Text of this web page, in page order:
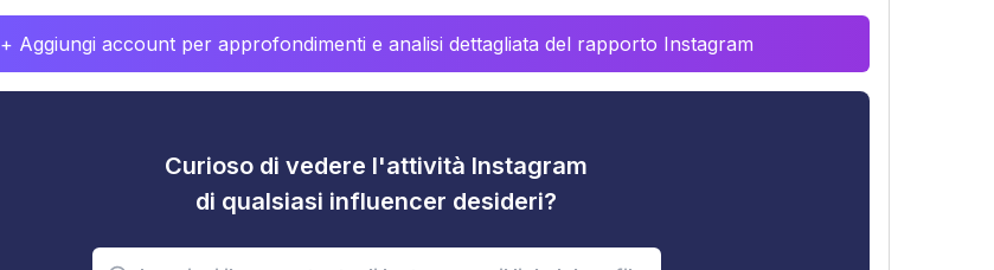
+ Aggiungi account per approfondimenti e analisi dettagliata del rapporto Instagram
Curioso di vedere l'attività Instagram
di qualsiasi influencer desideri?